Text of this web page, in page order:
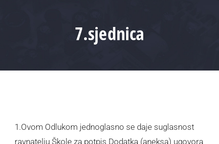
7.sjednica
1.Ovom Odlukom jednoglasno se daje suglasnost
ravnatelju Škole za potpis Dodatka (aneksa) ugovora